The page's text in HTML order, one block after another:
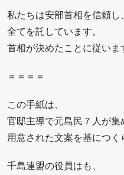
私たちは安部首相を信頼し
全てを託しています。
首相が決めたことに従いま
＝＝＝＝
この手紙は、
官邸主導で元島民７人が集
用意された文案を基につく
千島連盟の役員はも、